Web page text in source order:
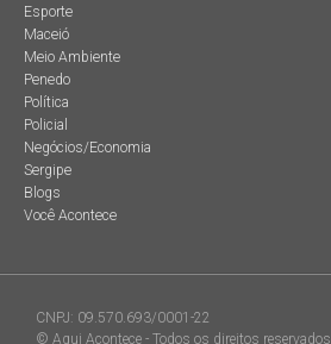
Esporte
Maceió
Meio Ambiente
Penedo
Política
Policial
Negócios/Economia
Sergipe
Blogs
Você Acontece
CNPJ: 09.570.693/0001-22
© Aqui Acontece - Todos os direitos reservados